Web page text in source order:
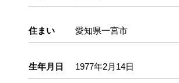
住まい 愛知県一宮市
生年月日 1977年2月14日